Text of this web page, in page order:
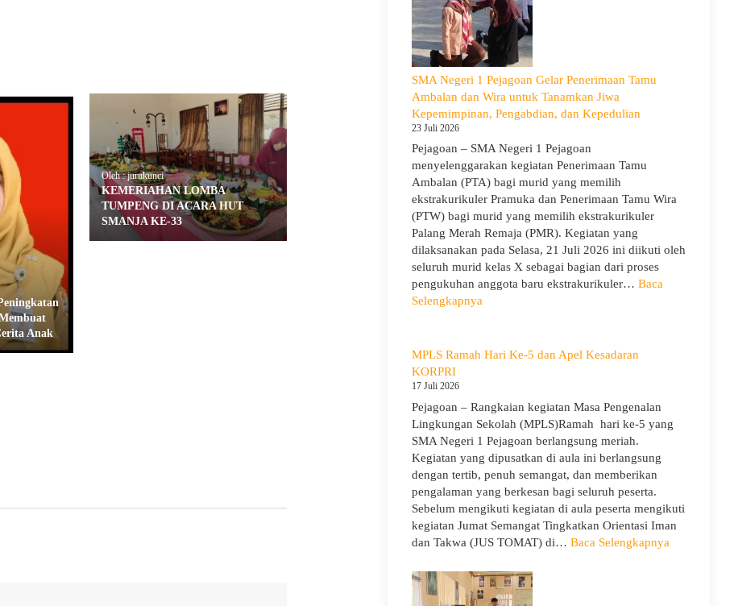
Anak
Oleh : jurukunci
KEMERIAHAN LOMBA
TUMPENG DI ACARA HUT
SMANJA KE-33
Kelas
dan
1
Tahun
Pelajaran
SMA Negeri 1 Pejagoan Gelar Penerimaan Tamu
Ambalan dan Wira untuk Tanamkan Jiwa
Kepemimpinan, Pengabdian, dan Kepedulian
23 Juli 2026
Pejagoan – SMA Negeri 1 Pejagoan
menyelenggarakan kegiatan Penerimaan Tamu
Ambalan (PTA) bagi murid yang memilih
ekstrakurikuler Pramuka dan Penerimaan Tamu Wira
(PTW) bagi murid yang memilih ekstrakurikuler
Palang Merah Remaja (PMR). Kegiatan yang
dilaksanakan pada Selasa, 21 Juli 2026 ini diikuti oleh
seluruh murid kelas X sebagai bagian dari proses
pengukuhan anggota baru ekstrakurikuler… Baca
Selengkapnya
1
Penerimaan
Tamu
Ambalan
dan
untuk
Tanamkan
Jiwa
Kepemimpinan,
dan
Kepedulian
MPLS Ramah Hari Ke-5 dan Apel Kesadaran
KORPRI
17 Juli 2026
Pejagoan – Rangkaian kegiatan Masa Pengenalan
Lingkungan Sekolah (MPLS)Ramah hari ke-5 yang
SMA Negeri 1 Pejagoan berlangsung meriah.
Kegiatan yang dipusatkan di aula ini berlangsung
dengan tertib, penuh semangat, dan memberikan
pengalaman yang berkesan bagi seluruh peserta.
Sebelum mengikuti kegiatan di aula peserta mengikuti
kegiatan Jumat Semangat Tingkatkan Orientasi Iman
dan Takwa (JUS TOMAT) di… Baca Selengkapnya